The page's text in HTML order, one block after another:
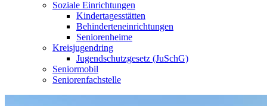
Soziale Einrichtungen
Kindertagesstätten
Behinderteneinrichtungen
Seniorenheime
Kreisjugendring
Jugendschutzgesetz (JuSchG)
Seniormobil
Seniorenfachstelle